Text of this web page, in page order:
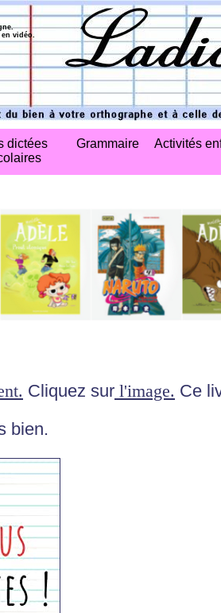
Cliquez sur l'image. Ce
bien.